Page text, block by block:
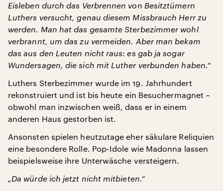
Eisleben durch das Verbrennen von Besitztümern
Luthers versucht, genau diesem Missbrauch Herr zu
werden. Man hat das gesamte Sterbezimmer wohl
verbrannt, um das zu vermeiden. Aber man bekam
das aus den Leuten nicht raus: es gab ja sogar
Wundersagen, die sich mit Luther verbunden haben.“
Luthers Sterbezimmer wurde im 19. Jahrhundert
rekonstruiert und ist bis heute ein Besuchermagnet –
obwohl man inzwischen weiß, dass er in einem
anderen Haus gestorben ist.
Ansonsten spielen heutzutage eher säkulare Reliquien
eine besondere Rolle. Pop-Idole wie Madonna lassen
beispielsweise ihre Unterwäsche versteigern.
„Da würde ich jetzt nicht mitbieten.“